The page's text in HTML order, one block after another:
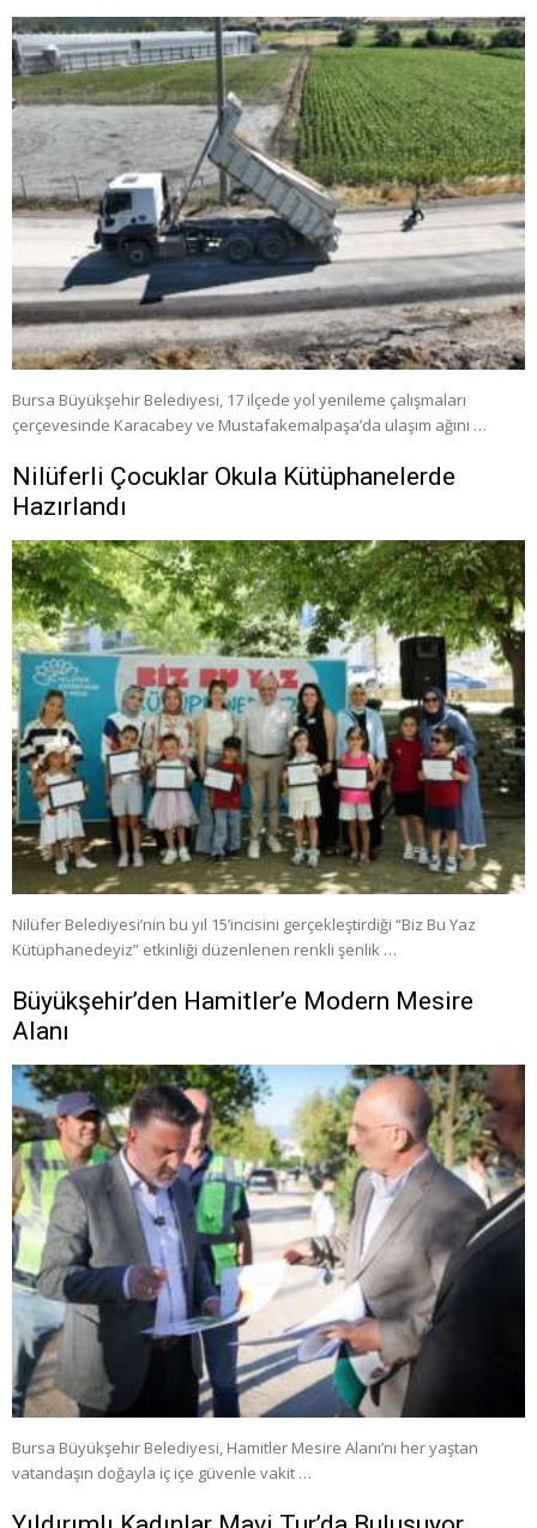
Bursa Büyükşehir Belediyesi, 17 ilçede yol yenileme çalışmaları
çerçevesinde Karacabey ve Mustafakemalpaşa’da ulaşım ağını …
Nilüferli Çocuklar Okula Kütüphanelerde
Hazırlandı
Nilüfer Belediyesi’nin bu yıl 15’incisini gerçekleştirdiği “Biz Bu Yaz
Kütüphanedeyiz” etkinliği düzenlenen renkli şenlik …
Büyükşehir’den Hamitler’e Modern Mesire
Alanı
Bursa Büyükşehir Belediyesi, Hamitler Mesire Alanı’nı her yaştan
vatandaşın doğayla iç içe güvenle vakit …